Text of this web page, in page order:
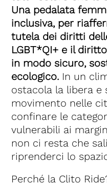
Una pedalata
inclusiva, per
tutela dei diritti
LGBT*QI+ e il
in modo sicuro,
ecologico. In un
ostacola la libera e
movimento nelle
confinare le
vulnerabili ai
non ci resta che
riprenderci lo
Perché la Clito